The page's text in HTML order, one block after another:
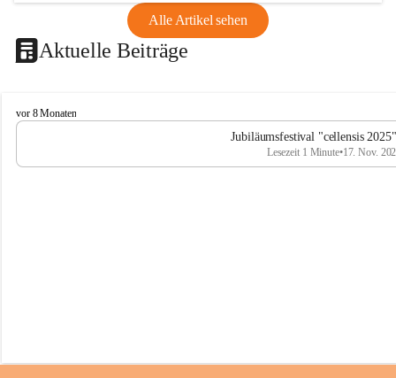
Alle Artikel sehen
Aktuelle Beiträge
C
e
l
vor 8 Monaten
Jubiläumsfestival "cellensis
Lesezeit 1 Minute•17. Nov.